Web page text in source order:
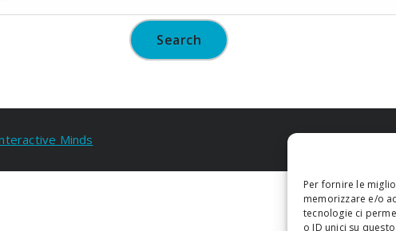
Per fornire le
memorizzare e/o
tecnologie ci
o ID unici su
Minds